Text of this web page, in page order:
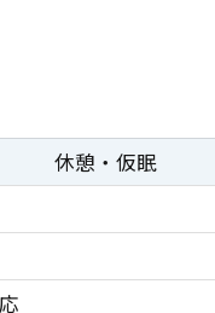
休憩・仮眠